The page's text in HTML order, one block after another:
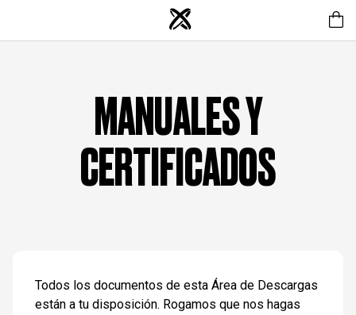
MANUALES Y
CERTIFICADOS
Todos los documentos de esta Área de Descargas
están a tu disposición. Rogamos que nos hagas